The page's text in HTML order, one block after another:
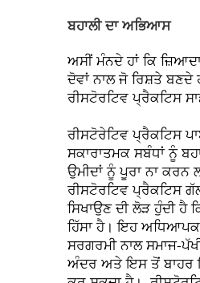
ਬਹਾਲੀ ਦਾ ਅਭਿਆਸ
ਅਸੀਂ ਮੰਨਦੇ ਹਾਂ ਕਿ
ਦੋਵਾਂ ਨਾਲ ਜੋ ਰਿਸ਼ਤੇ ਬਣਦੇ
ਰੀਸਟੋਰਟਿਵ ਪ੍ਰੈਕਟਿਸ
ਰੀਸਟੋਰੇਟਿਵ ਪ੍ਰੈਕਟਿਸ
ਸਕਾਰਾਤਮਕ ਸਬੰਧਾਂ ਨੂੰ
ਉਮੀਦਾਂ ਨੂੰ ਪੂਰਾ ਨਾ
ਰੀਸਟੋਰਟਿਵ ਪ੍ਰੈਕਟਿਸ
ਸਿਖਾਉਣ ਦੀ ਲੋੜ ਹੁੰਦੀ ਹੈ
ਹਿੱਸਾ ਹੈ। ਇਹ ਅਧਿਆਪਕ
ਸਰਗਰਮੀ ਨਾਲ ਸਮਾਜ-
ਅੰਦਰ ਅਤੇ ਇਸ ਤੋਂ ਬਾਹਰ